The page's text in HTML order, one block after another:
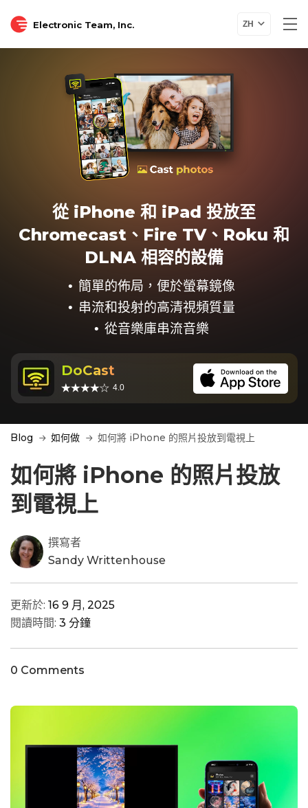
Electronic Team, Inc. ZH
從 iPhone 和 iPad 投放至
Chromecast、Fire TV、Roku 和
DLNA 相容的設備
簡單的佈局，便於螢幕鏡像
串流和投射的高清視頻質量
從音樂庫串流音樂
DoCast
4.0
Blog 如何做 如何將 iPhone 的照片投放到電視上
如何將 iPhone 的照片投放
到電視上
撰寫者
Sandy Writtenhouse
更新於: 16 9 月, 2025
閱讀時間: 3 分鐘
0 Comments